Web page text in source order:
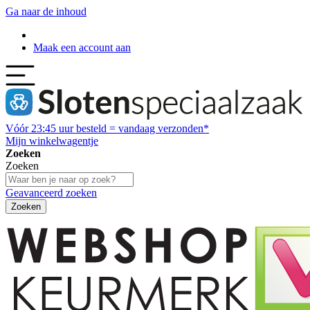
Ga naar de inhoud
Maak een account aan
Vóór 23:45 uur besteld = vandaag verzonden*
Mijn winkelwagentje
Zoeken
Zoeken
Geavanceerd zoeken
Zoeken